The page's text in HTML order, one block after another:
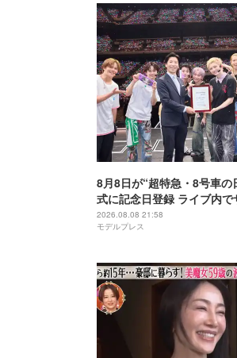
8月8日が“超特急・8号車の
式に記念日登録 ライブ内で
発表
2026.08.08 21:58
モデルプレス